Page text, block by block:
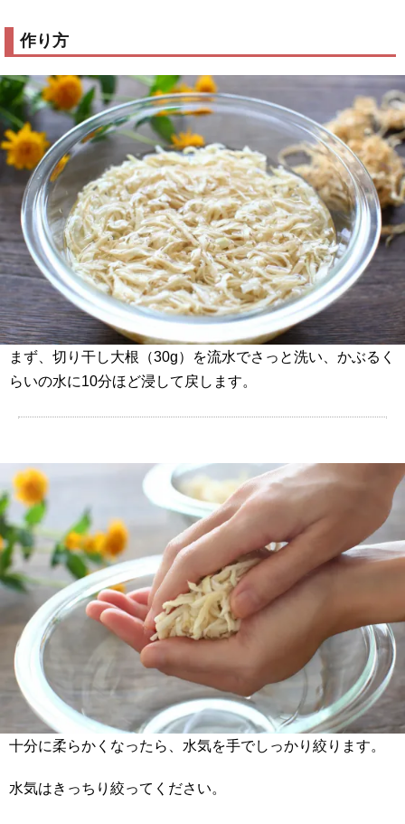
作り方
まず、切り干し大根（30g）を流水でさっと洗い、かぶるく
らいの水に10分ほど浸して戻します。
十分に柔らかくなったら、水気を手でしっかり絞ります。
水気はきっちり絞ってください。